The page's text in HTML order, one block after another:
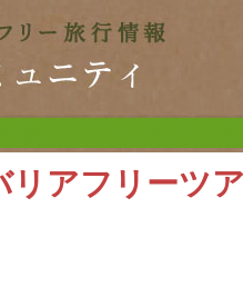
リアフリーツ